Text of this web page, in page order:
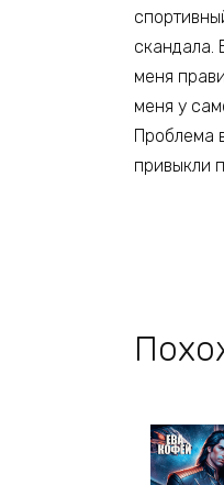
скандала.
меня
меня у
Проблема
привыкли